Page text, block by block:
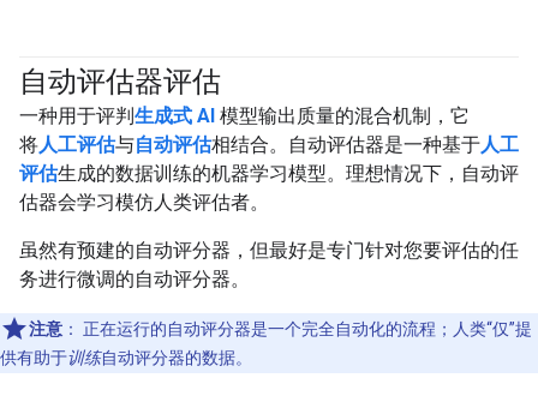
自动评估器评估
一种用于评判 生成式 AI 模型输出质量的混合机制，它
将人工评估与自动评估相结合。自动评估器是一种基于人工
评估生成的数据训练的机器学习模型。理想情况下，自动评
估器会学习模仿人类评估者。
虽然有预建的自动评分器，但最好是专门针对您要评估的任
务进行微调的自动评分器。
注意 ：
正在运行的自动评分器是一个完全自动化的流程；人类“仅”提
供有助于训练自动评分器的数据。